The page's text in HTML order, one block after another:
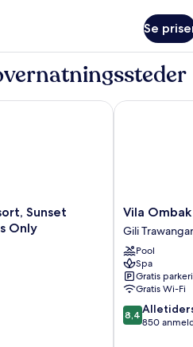
Se
Sunset
Only
Sunset Moments, Adults Only
Vila
Ombak
Hotel
Gili
Trawangan
Vila
Gili
Pool
Spa
Gratis
Gratis Wi-Fi
8.4
ud
8,4
850
Vila Ombak